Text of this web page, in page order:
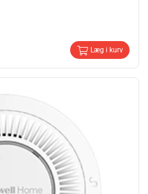
Læg i kurv